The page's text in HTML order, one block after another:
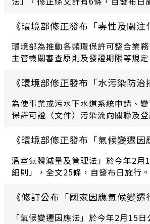
《環境部修正發布「毒性及關
環境部為推動各類環保許可整合業
主管機關審查原則及發證期限等規定
《環境部修正發布「水污染防
為使事業或污水下水道系統申請、
保許可證（文件）污染流向關聯及
《環境部修正發布「氣候變遷因
溫室氣體減量及管理法」於今年2
細則」，全文25條，自發布日施行。
《修訂公布「國家因應氣候變遷
「氣候變遷因應法」於今年2月15